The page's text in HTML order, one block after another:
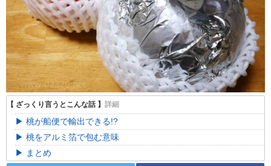
桃が船便で輸出できる!?
桃をアルミ箔で包む意味
まとめ